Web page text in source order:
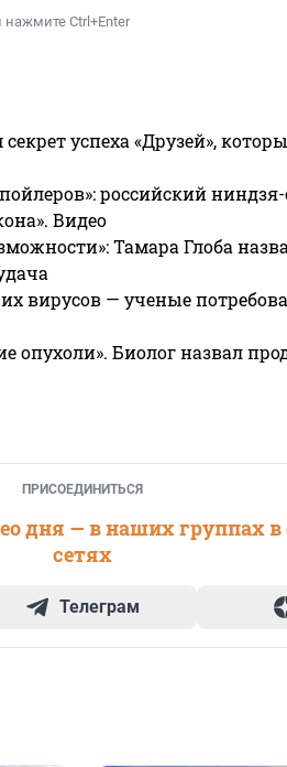
Ctrl+Enter
успеха «Друзей»,
российский ниндзя-
Видео
Тамара Глоба
вирусов — ученые
опухоли». Биолог назвал
ПРИСОЕДИНИТЬСЯ
дня — в наших группах
сетях
Телеграм